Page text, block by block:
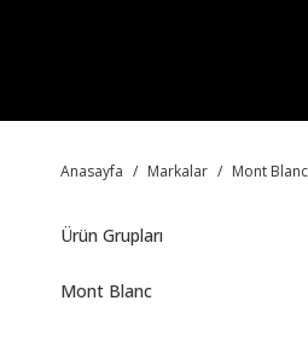
Anasayfa Markalar Mont Blanc
Ürün Grupları
Mont Blanc